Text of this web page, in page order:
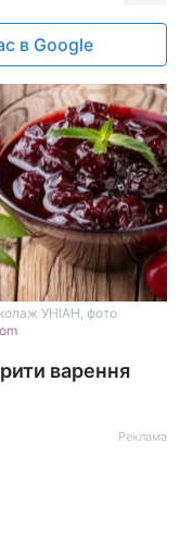
в Google
УНІАН, фото
варення
Реклама